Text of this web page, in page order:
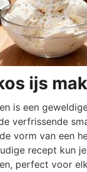
ijs
is een
verfrissende
vorm van een
recept kun
perfect voor